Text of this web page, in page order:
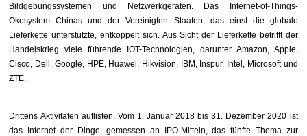
Bildgebungssystemen und Netzwerkgeräten. Das Internet-of-Things-
Ökosystem Chinas und der Vereinigten Staaten, das einst die globale
Lieferkette unterstützte, entkoppelt sich. Aus Sicht der Lieferkette betrifft der
Handelskrieg viele führende IOT-Technologien, darunter Amazon, Apple,
Cisco, Dell, Google, HPE, Huawei, Hikvision, IBM, Inspur, Intel, Microsoft und
ZTE.
Drittens Aktivitäten auflisten. Vom 1. Januar 2018 bis 31. Dezember 2020 ist
das Internet der Dinge, gemessen an IPO-Mitteln, das fünfte Thema zur